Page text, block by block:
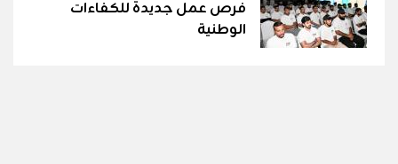
فرص عمل جديدة للكفاءات
الوطنية